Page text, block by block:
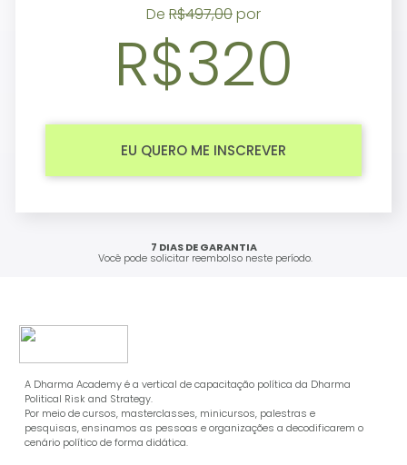
De R$497,00por
R$320
EU QUERO ME INSCREVER
7 DIAS DE GARANTIA
Você pode solicitar reembolso neste período.
A Dharma Academy é a vertical de capacitação política da Dharma
Political Risk and Strategy.
Por meio de cursos, masterclasses, minicursos, palestras e
pesquisas, ensinamos as pessoas e organizações a decodificarem o
cenário político de forma didática.